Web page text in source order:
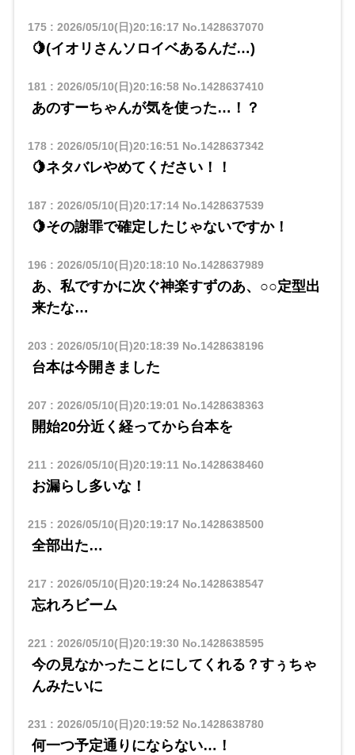
175: 2026/05/10(日)20:16:17 No.1428637070
🍋(イオリさんソロイベあるんだ…)
181 : 2026/05/10(日)20:16:58No.1428637410
あのすーちゃんが気を使った…！？
178: 2026/05/10(日)20:16:51 No.1428637342
🍋ネタバレやめてください！！
187 : 2026/05/10(日)20:17:14No.1428637539
🍋その謝罪で確定したじゃないですか！
196 : 2026/05/10(日)20:18:10 No.1428637989
あ、私ですかに次ぐ神楽すずのあ、○○定型出
来たな…
203 : 2026/05/10(日)20:18:39No.1428638196
台本は今開きました
207 : 2026/05/10(日)20:19:01 No.1428638363
開始20分近く経ってから台本を
211 : 2026/05/10(日)20:19:11 No.1428638460
お漏らし多いな！
215: 2026/05/10(日)20:19:17 No.1428638500
全部出た…
217 : 2026/05/10(日)20:19:24No.1428638547
忘れろビーム
221 : 2026/05/10(日)20:19:30 No.1428638595
今の見なかったことにしてくれる？すぅちゃ
んみたいに
231 : 2026/05/10(日)20:19:52 No.1428638780
何一つ予定通りにならない…！